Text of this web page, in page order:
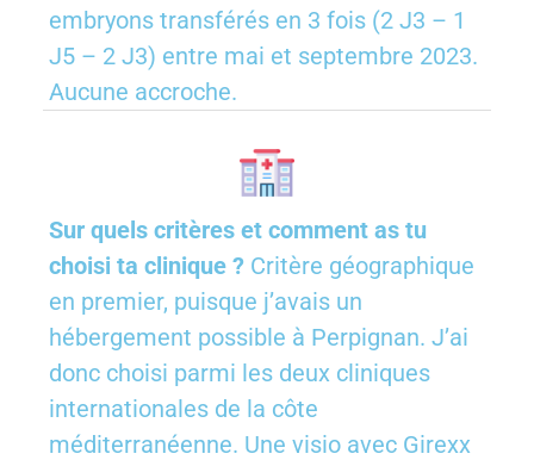
embryons transférés en 3 fois (2 J3 – 1
J5 – 2 J3) entre mai et septembre 2023.
Aucune accroche.
Sur quels critères et comment as tu
choisi ta clinique ? Critère géographique
en premier, puisque j’avais un
hébergement possible à Perpignan. J’ai
donc choisi parmi les deux cliniques
internationales de la côte
méditerranéenne. Une visio avec Girexx